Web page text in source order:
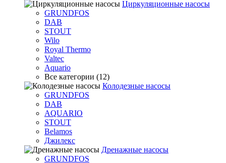
Циркуляционные насосы
GRUNDFOS
DAB
STOUT
Wilo
Royal Thermo
Valtec
Aquario
Все категории (12)
Колодезные насосы
GRUNDFOS
DAB
AQUARIO
STOUT
Belamos
Джилекс
Дренажные насосы
GRUNDFOS